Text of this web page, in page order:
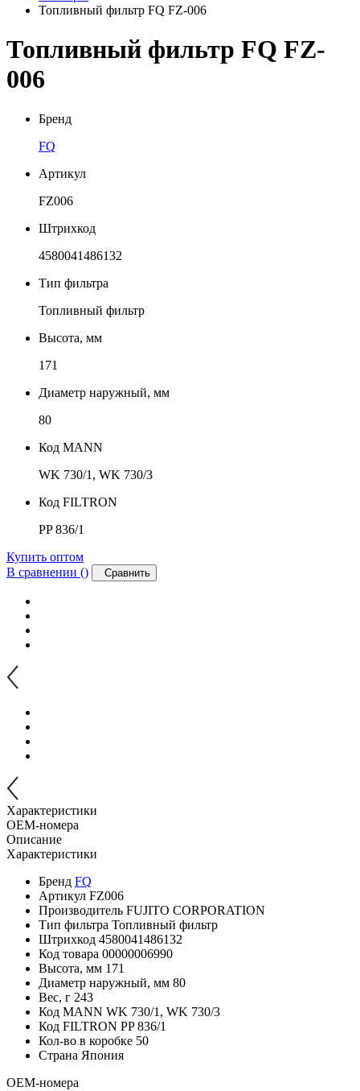
Топливный фильтр FQ FZ-006
Топливный фильтр FQ FZ-
006
Бренд
FQ
Артикул
FZ006
Штрихкод
4580041486132
Тип фильтра
Топливный фильтр
Высота, мм
171
Диаметр наружный, мм
80
Код MANN
WK 730/1, WK 730/3
Код FILTRON
PP 836/1
Купить оптом
В сравнении () Сравнить
Характеристики
OEM-номера
Описание
Характеристики
Бренд FQ
Артикул FZ006
Производитель FUJITO CORPORATION
Тип фильтра Топливный фильтр
Штрихкод 4580041486132
Код товара 00000006990
Высота, мм 171
Диаметр наружный, мм 80
Вес, г 243
Код MANN WK 730/1, WK 730/3
Код FILTRON PP 836/1
Кол-во в коробке 50
Страна Япония
OEM-номера